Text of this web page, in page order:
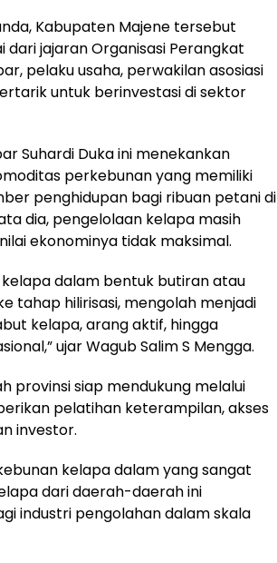
Kabupaten Majene tersebut
jajaran Organisasi Perangkat
pelaku usaha, perwakilan asosiasi
untuk berinvestasi di sektor
Suhardi Duka ini menekankan
perkebunan yang memiliki
penghidupan bagi ribuan petani di
dia, pengelolaan kelapa masih
ekonominya tidak maksimal.
dalam bentuk butiran atau
tahap hilirisasi, mengolah menjadi
kelapa, arang aktif, hingga
ujar Wagub Salim S Mengga.
provinsi siap mendukung melalui
pelatihan keterampilan, akses
investor.
kelapa dalam yang sangat
dari daerah-daerah ini
industri pengolahan dalam skala